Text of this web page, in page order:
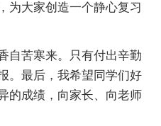
为大家创造一个静心复习
自苦寒来。只有付出辛勤
。最后，我希望同学们好
的成绩，向家长、向老师